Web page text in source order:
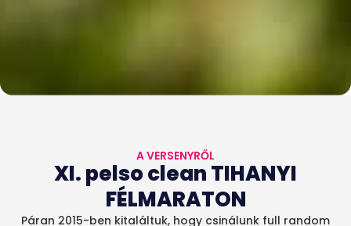
A VERSENYRŐL
XI. pelso clean TIHANYI
FÉLMARATON
Páran 2015-ben kitaláltuk, hogy csinálunk full random